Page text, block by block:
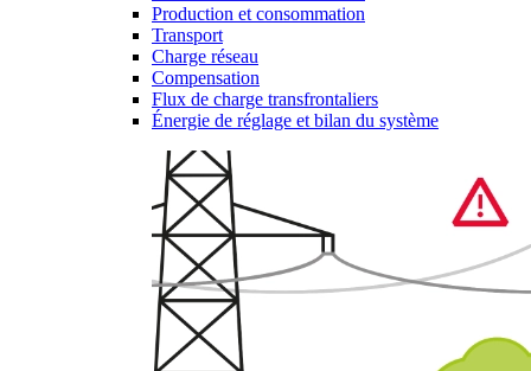
Production et consommation
Transport
Charge réseau
Compensation
Flux de charge transfrontaliers
Énergie de réglage et bilan du système